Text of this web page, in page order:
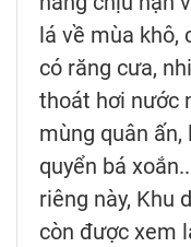
lá về mùa khô,
có răng cưa,
thoát hơi nước
mùng quân ấn,
quyển bá
riêng này, Khu
còn được xem